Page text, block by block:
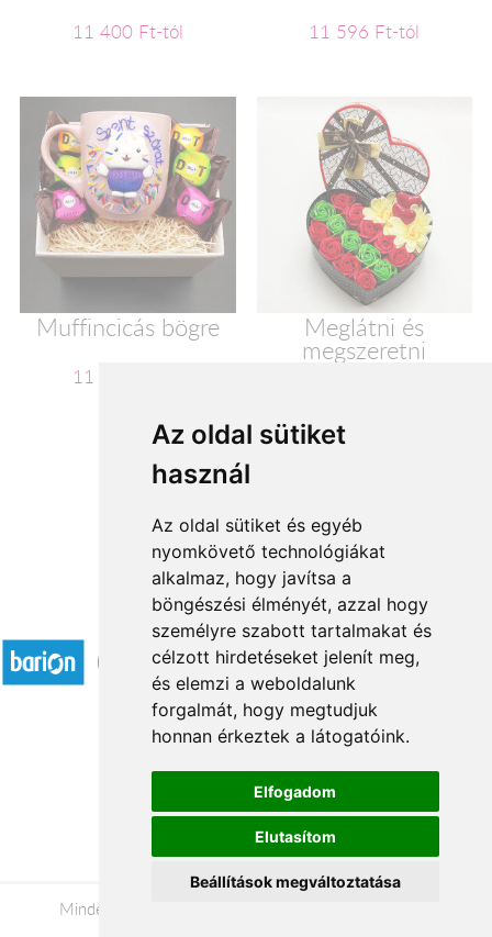
Az oldal sütiket
használ
Az oldal sütiket és egyéb
nyomkövető technológiákat
alkalmaz, hogy javítsa a
böngészési élményét, azzal hogy
személyre szabott tartalmakat és
célzott hirdetéseket jelenít meg,
és elemzi a weboldalunk
forgalmát, hogy megtudjuk
honnan érkeztek a látogatóink.
Elfogadom
Elutasítom
Beállítások megváltoztatása
11 400 Ft-tól 11 596 Ft-tól
Muffincicás bögre
11 600 Ft-tól
Meglátni és
megszeretni
1 2
Elfogadott fizetési módok
Á.SZ.F.
Impresszum
Adatkezelési tájékoztató
Minden jog fenntartva © 2026 |